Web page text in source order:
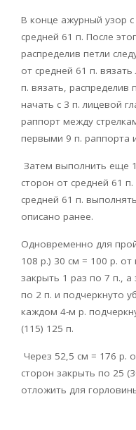
В конце ажурный узор
средней 61 п. После
распределив петли
от средней 61 п.
п. вязать,
начать с 3 п. лицевой
раппорт между
первыми 9 п. раппорта
Затем выполнить еще
сторон от средней 61
средней 61 п.
описано ранее.
Одновременно для
108 р.) 30 см = 100 р.
закрыть 1 раз по 7 п.,
по 2 п. и подчеркнуто
каждом 4-м p.
(115) 125 п.
Через 52,5 см = 176 р.
сторон закрыть по 25
отложить для